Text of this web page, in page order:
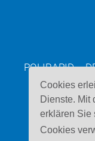
Cookies
Dienste. Mit
erklären Sie
Cookies
POLIRAPID –